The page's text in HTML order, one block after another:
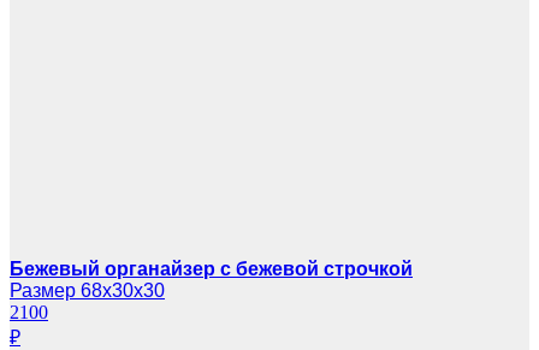
Бежевый органайзер с бежевой строчкой
Размер 68х30х30
2100
₽